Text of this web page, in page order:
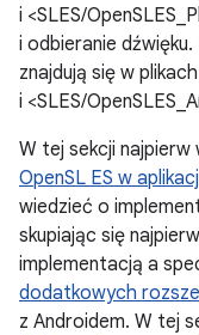
i <SLES/
i odbieranie
znajdują się w
i <SLES/
W tej sekcji najpierw
OpenSL ES w
wiedzieć o
skupiając się
implementacją a
dodatkowych
z Androidem. W tej